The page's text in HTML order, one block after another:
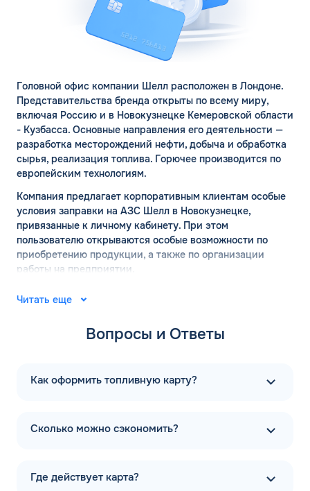
Головной офис компании Шелл расположен в Лондоне.
Представительства бренда открыты по всему миру,
включая Россию и в Новокузнецке Кемеровской области
- Кузбасса. Основные направления его деятельности —
разработка месторождений нефти, добыча и обработка
сырья, реализация топлива. Горючее производится по
европейским технологиям.
Компания предлагает корпоративным клиентам особые
условия заправки на АЗС Шелл в Новокузнецке,
привязанные к личному кабинету. При этом
пользователю открываются особые возможности по
приобретению продукции, а также по организации
работы на предприятии.
АЗС ШЕЛЛ в Новокузнецке:
Место рождения компании Шелл — город Хельсинки. Ее
компаньонами в 1934 году. В 1935 году там же открылась
первая точка по продаже бензина. А на сегодняшний
задаются вопросом — это чья компания. С 2022 года она
На официальном сайте shell.com можно ознакомиться с
Читать еще
Вопросы и Ответы
Как оформить топливную карту?
Сколько можно сэкономить?
Где действует карта?